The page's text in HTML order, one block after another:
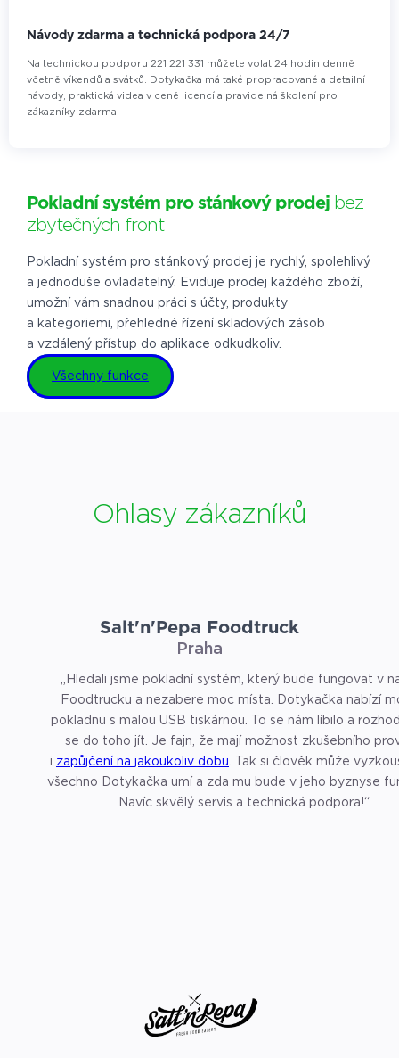
Návody zdarma a technická podpora 24/7
Na technickou podporu 221 221 331 můžete volat 24 hodin denně
včetně víkendů a svátků. Dotykačka má také propracované a detailní
návody, praktická videa v ceně licencí a pravidelná školení pro
zákazníky zdarma.
Pokladní systém pro stánkový prodej bez
zbytečných front
Pokladní systém pro stánkový prodej je rychlý, spolehlivý
a jednoduše ovladatelný. Eviduje prodej každého zboží,
umožní vám snadnou práci s účty, produkty
a kategoriemi, přehledné řízení skladových zásob
a vzdálený přístup do aplikace odkudkoliv.
Všechny funkce
Ohlasy zákazníků
Salt'n'Pepa Foodtruck
Praha
„Hledali jsme pokladní systém, který bude fungovat v
Foodtrucku a nezabere moc místa. Dotykačka nabízí
pokladnu s malou USB tiskárnou. To se nám líbilo a
se do toho jít. Je fajn, že mají možnost zkušebního provozu
i zapůjčení na jakoukoliv dobu. Tak si člověk může
všechno Dotykačka umí a zda mu bude v jeho byznyse
Navíc skvělý servis a technická podpora!“